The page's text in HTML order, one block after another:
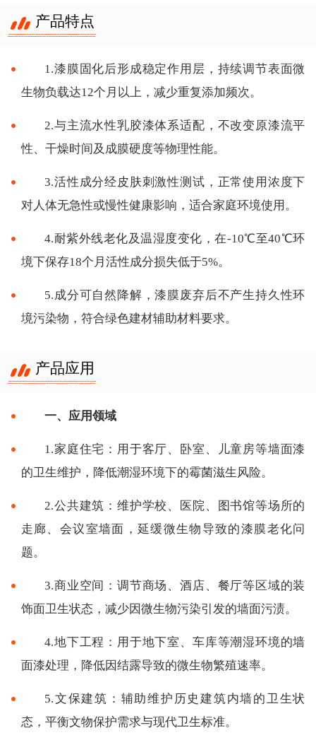
产品特点
1.漆膜固化后形成稳定作用层，持续调节表面微
生物负载达12个月以上，减少重复添加频次。
2.与主流水性乳胶漆体系适配，不改变原漆流平
性、干燥时间及成膜硬度等物理性能。
3.活性成分经皮肤刺激性测试，正常使用浓度下
对人体无急性或慢性健康影响，适合家庭环境使用。
4.耐紫外线老化及温湿度变化，在-10℃至40℃环
境下保存18个月活性成分损失低于5%。
5.成分可自然降解，漆膜废弃后不产生持久性环
境污染物，符合绿色建材辅助材料要求。
产品应用
一、应用领域
1.家庭住宅：用于客厅、卧室、儿童房等墙面漆
的卫生维护，降低潮湿环境下的霉菌滋生风险。
2.公共建筑：维护学校、医院、图书馆等场所的
走廊、会议室墙面，延缓微生物导致的漆膜老化问
题。
3.商业空间：调节商场、酒店、餐厅等区域的装
饰面卫生状态，减少因微生物污染引发的墙面污渍。
4.地下工程：用于地下室、车库等潮湿环境的墙
面漆处理，降低因结露导致的微生物繁殖速率。
5.文保建筑：辅助维护历史建筑内墙的卫生状
态，平衡文物保护需求与现代卫生标准。